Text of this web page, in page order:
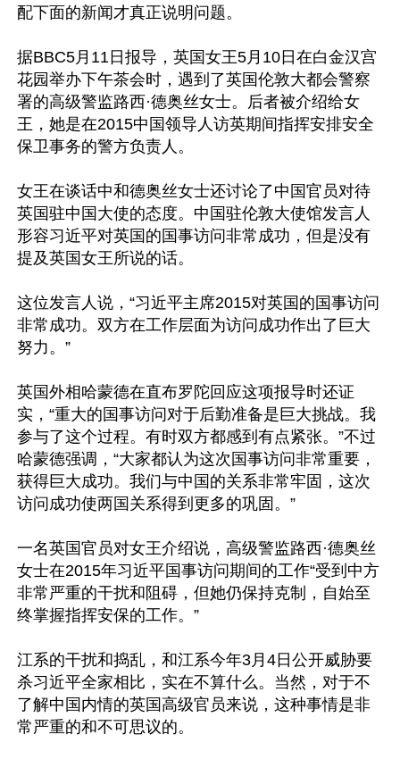
配下面的新闻才真正说明问题。
据BBC5月11日报导，英国女王5月10日在白金汉宫
花园举办下午茶会时，遇到了英国伦敦大都会警察
署的高级警监路西·德奥丝女士。后者被介绍给女
王，她是在2015中国领导人访英期间指挥安排安全
保卫事务的警方负责人。
女王在谈话中和德奥丝女士还讨论了中国官员对待
英国驻中国大使的态度。中国驻伦敦大使馆发言人
形容习近平对英国的国事访问非常成功，但是没有
提及英国女王所说的话。
这位发言人说，“习近平主席2015对英国的国事访问
非常成功。双方在工作层面为访问成功作出了巨大
努力。”
英国外相哈蒙德在直布罗陀回应这项报导时还证
实，“重大的国事访问对于后勤准备是巨大挑战。我
参与了这个过程。有时双方都感到有点紧张。”不过
哈蒙德强调，“大家都认为这次国事访问非常重要，
获得巨大成功。我们与中国的关系非常牢固，这次
访问成功使两国关系得到更多的巩固。”
一名英国官员对女王介绍说，高级警监路西·德奥丝
女士在2015年习近平国事访问期间的工作“受到中方
非常严重的干扰和阻碍，但她仍保持克制，自始至
终掌握指挥安保的工作。”
江系的干扰和捣乱，和江系今年3月4日公开威胁要
杀习近平全家相比，实在不算什么。当然，对于不
了解中国内情的英国高级官员来说，这种事情是非
常严重的和不可思议的。